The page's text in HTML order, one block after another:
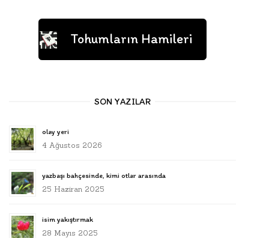
Tohumların Hamileri
SON YAZILAR
olay yeri
4 Ağustos 2026
yazbaşı bahçesinde, kimi otlar arasında
25 Haziran 2025
isim yakıştırmak
28 Mayıs 2025